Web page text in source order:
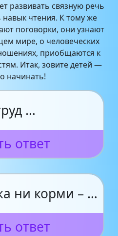
развивать связную речь
чтения. К тому же
поговорки, они узнают
мире, о человеческих
приобщаются к
Итак, зовите детей —
начинать!
…
ответ
ни корми – …
ответ